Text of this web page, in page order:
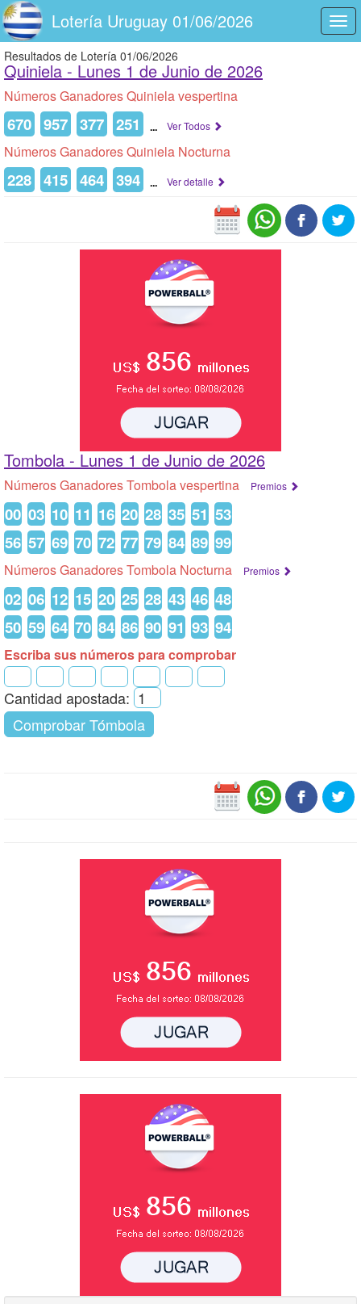
Lotería Uruguay 01/06/2026
Resultados de Lotería 01/06/2026
Quiniela - Lunes 1 de Junio de 2026
Números Ganadores Quiniela vespertina
670 957 377 251 ... Ver Todos
Números Ganadores Quiniela Nocturna
228 415 464 394 ... Ver detalle
Tombola - Lunes 1 de Junio de 2026
Números Ganadores Tombola vespertina Premios
00 03 10 11 16 20 28 35 51 53
56 57 69 70 72 77 79 84 89 99
Números Ganadores Tombola Nocturna Premios
02 06 12 15 20 25 28 43 46 48
50 59 64 70 84 86 90 91 93 94
Escriba sus números para comprobar
Cantidad apostada:
Comprobar Tómbola